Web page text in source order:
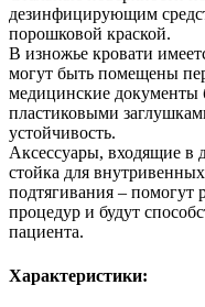
дезинфицирующим
порошковой краской.
В изножье кровати
могут быть помещены
медицинские
пластиковыми
устойчивость.
Аксессуары, входящие в
стойка для
подтягивания – помогут
процедур и будут
пациента.
Характеристики: